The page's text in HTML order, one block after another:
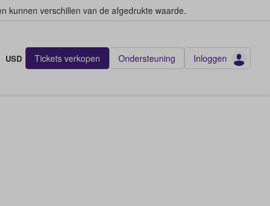
kunnen verschillen van de afgedrukte waarde.
USD Tickets verkopen Ondersteuning Inloggen